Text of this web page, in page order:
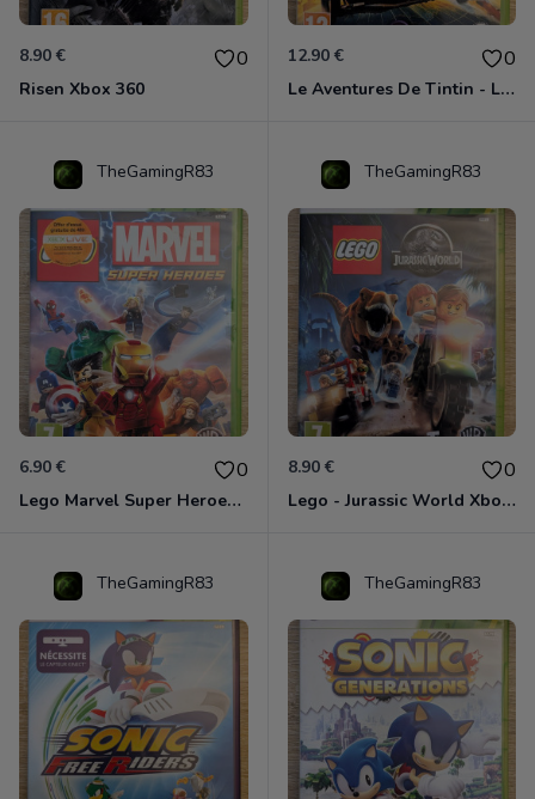
8.90 € 0
Risen Xbox 360
12.90 € 0
Le Aventures De Tintin - Le Secret De La Licorne Xbox 360
TheGamingR83
6.90 € 0
Lego Marvel Super Heroes Xbox 360
TheGamingR83
8.90 € 0
Lego - Jurassic World Xbox 360
TheGamingR83 TheGamingR83